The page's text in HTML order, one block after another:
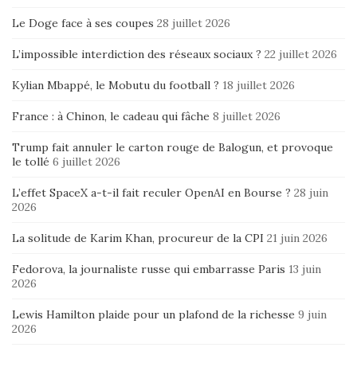
Le Doge face à ses coupes 28 juillet 2026
L’impossible interdiction des réseaux sociaux ? 22 juillet 2026
Kylian Mbappé, le Mobutu du football ? 18 juillet 2026
France : à Chinon, le cadeau qui fâche 8 juillet 2026
Trump fait annuler le carton rouge de Balogun, et provoque
le tollé 6 juillet 2026
L’effet SpaceX a-t-il fait reculer OpenAI en Bourse ? 28 juin
2026
La solitude de Karim Khan, procureur de la CPI 21 juin 2026
Fedorova, la journaliste russe qui embarrasse Paris 13 juin
2026
Lewis Hamilton plaide pour un plafond de la richesse 9 juin
2026